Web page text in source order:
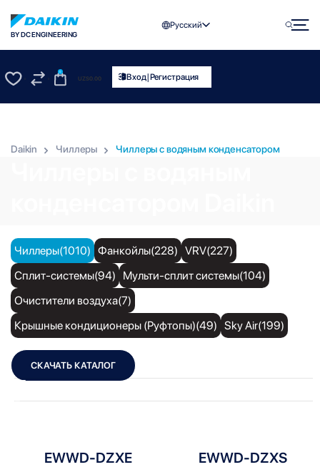
BY DC ENGINEERING
Русский
0
UZS0.00 Вход|Регистрация
Daikin Чиллеры Чиллеры с водяным конденсатором
Чиллеры(1010) Фанкойлы(228) VRV(227)
Сплит-системы(94)
Мульти-сплит системы(104)
Очистители воздуха(7)
Крышные кондиционеры (Руфтопы)(49) Sky Air(199)
СКАЧАТЬ КАТАЛОГ
Показать фильтры
Показать:
EWWD-DZXE EWWD-DZXS